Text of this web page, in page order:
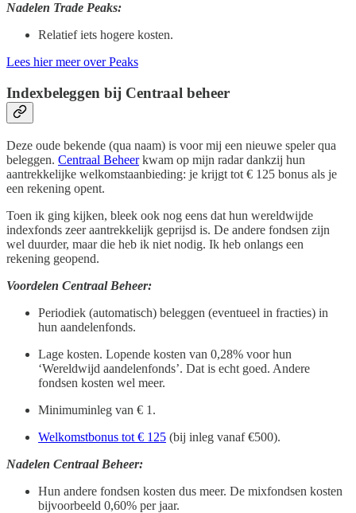
Nadelen Trade Peaks:
Relatief iets hogere kosten.
Lees hier meer over Peaks
Indexbeleggen bij Centraal beheer
Deze oude bekende (qua naam) is voor mij een nieuwe speler qua
beleggen. Centraal Beheerkwam op mijn radar dankzij hun
aantrekkelijke welkomstaanbieding: je krijgt tot € 125 bonus als je
een rekening opent.
Toen ik ging kijken, bleek ook nog eens dat hun wereldwijde
indexfonds zeer aantrekkelijk geprijsd is. De andere fondsen zijn
wel duurder, maar die heb ik niet nodig. Ik heb onlangs een
rekening geopend.
Voordelen Centraal Beheer:
Periodiek (automatisch) beleggen (eventueel in fracties) in
hun aandelenfonds.
Lage kosten. Lopende kosten van 0,28% voor hun
‘Wereldwijd aandelenfonds’. Dat is echt goed. Andere
fondsen kosten wel meer.
Minimuminleg van € 1.
Welkomstbonus tot € 125 (bij inleg vanaf €500).
Nadelen Centraal Beheer:
Hun andere fondsen kosten dus meer. De mixfondsen kosten
bijvoorbeeld 0,60% per jaar.